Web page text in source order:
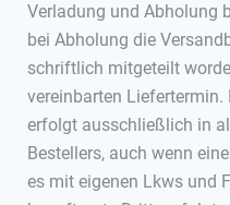
Verladung und Abholung
bei Abholung die
schriftlich mitgeteilt
vereinbarten Liefertermin.
erfolgt ausschließlich in
Bestellers, auch wenn
es mit eigenen Lkws und